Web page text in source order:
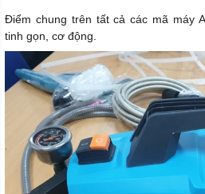
Điểm chung trên tất cả các mã máy
tinh gọn, cơ động.